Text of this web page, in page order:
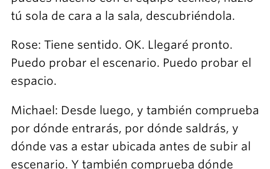
tú sola de cara a la sala, descubriéndola.
Rose: Tiene sentido. OK. Llegaré pronto.
Puedo probar el escenario. Puedo probar el
espacio.
Michael: Desde luego, y también comprueba
por dónde entrarás, por dónde saldrás, y
dónde vas a estar ubicada antes de subir al
escenario. Y también comprueba dónde